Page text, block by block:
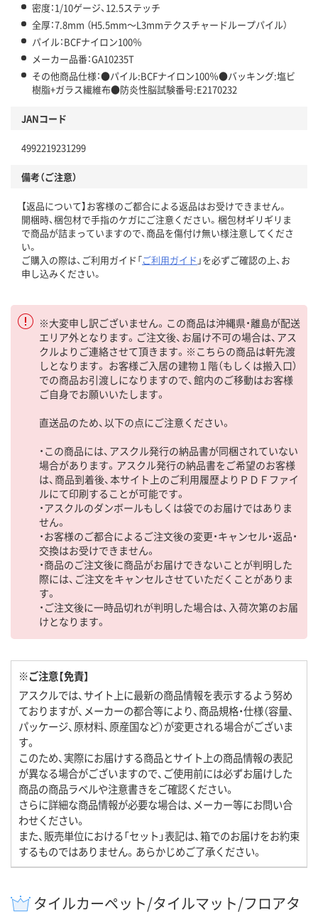
密度：1/10ゲージ、12.5ステッチ
全厚：7.8mm （H5.5mm～L3mmテクスチャードループパイル）
パイル：BCFナイロン100％
メーカー品番：GA10235T
その他商品仕様：●パイル:BCFナイロン100％●バッキング:塩ビ
樹脂+ガラス繊維布●防炎性脳試験番号:E2170232
JANコード
4992219231299
備考（ご注意）
【返品について】お客様のご都合による返品はお受けできません。
開梱時、梱包材で手指のケガにご注意ください。梱包材ギリギリま
で商品が詰まっていますので、商品を傷付け無い様注意してくださ
い。
ご購入の際は、ご利用ガイド「ご利用ガイド 」を必ずご確認の上、お
申し込みください。
※大変申し訳ございません。この商品は沖縄県・離島が配送
エリア外となります。ご注文後、お届け不可の場合は、アス
クルよりご連絡させて頂きます。※こちらの商品は軒先渡
しとなります。 お客様ご入居の建物１階（もしくは搬入口）
での商品お引渡しになりますので、館内のご移動はお客様
ご自身でお願いいたします。
直送品のため、以下の点にご注意ください。
・この商品には、アスクル発行の納品書が同梱されていない
場合があります。アスクル発行の納品書をご希望のお客様
は、商品到着後、本サイト上のご利用履歴よりＰＤＦファイ
ルにて印刷することが可能です。
・アスクルのダンボールもしくは袋でのお届けではありま
せん。
・お客様のご都合によるご注文後の変更・キャンセル・返品・
交換はお受けできません。
・商品のご注文後に商品がお届けできないことが判明した
際には、ご注文をキャンセルさせていただくことがありま
す。
・ご注文後に一時品切れが判明した場合は、入荷次第のお届
けとなります。
※ご注意【免責】
アスクルでは、サイト上に最新の商品情報を表示するよう努め
ておりますが、メーカーの都合等により、商品規格・仕様（容量、
パッケージ、原材料、原産国など）が変更される場合がございま
す。
このため、実際にお届けする商品とサイト上の商品情報の表記
が異なる場合がございますので、ご使用前には必ずお届けした
商品の商品ラベルや注意書きをご確認ください。
さらに詳細な商品情報が必要な場合は、メーカー等にお問い合
わせください。
また、販売単位における「セット」表記は、箱でのお届けをお約束
するものではありません。あらかじめご了承ください。
タイルカーペット/タイルマット/フロアタ